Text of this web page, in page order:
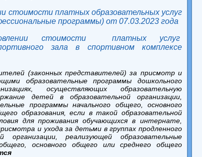
стоимости платных образовательных услуг
программы) от 07.03.2023 года
стоимости платных услуг
зала в спортивном комплексе
(законных представителей) за присмотр и
образовательные программы дошкольного
осуществляющих образовательную
детей в образовательной организации,
программы начального общего, основного
образования, если в такой образовательной
для проживания обучающихся в интернате,
и ухода за детьми в группах продленного
организации, реализующей образовательные
основного общего или среднего общего